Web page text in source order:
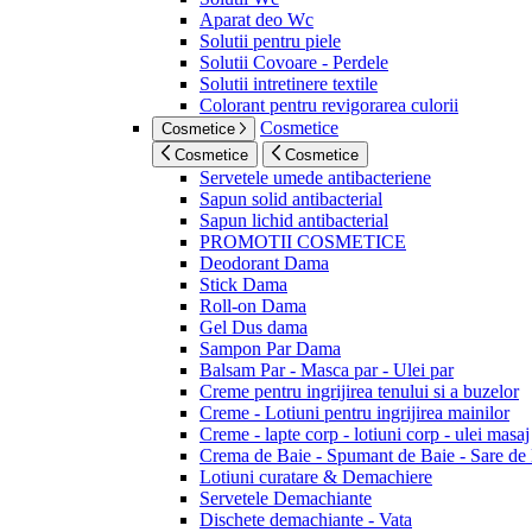
Aparat deo Wc
Solutii pentru piele
Solutii Covoare - Perdele
Solutii intretinere textile
Colorant pentru revigorarea culorii
Cosmetice Cosmetice
Cosmetice Cosmetice
Servetele umede antibacteriene
Sapun solid antibacterial
Sapun lichid antibacterial
PROMOTII COSMETICE
Deodorant Dama
Stick Dama
Roll-on Dama
Gel Dus dama
Sampon Par Dama
Balsam Par - Masca par - Ulei par
Creme pentru ingrijirea tenului si a buzelor
Creme - Lotiuni pentru ingrijirea mainilor
Creme - lapte corp - lotiuni corp - ulei masaj
Crema de Baie - Spumant de Baie - Sare de
Lotiuni curatare & Demachiere
Servetele Demachiante
Dischete demachiante - Vata